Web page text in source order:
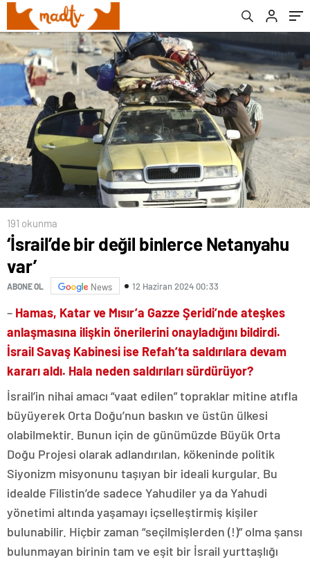
191 okunma
‘İsrail’de bir değil binlerce Netanyahu
var’
ABONE OL News 12 Haziran 2024 00:33
– Hamas, Katar ve Mısır’a Gazze Şeridi’nde ateşkes
anlaşmasına ilişkin önerilerini onayladığını bildirdi.
İsrail Savaş Kabinesi ise Refah’ta saldırılara devam
kararı aldı. Hala neden saldırıları sürdürüyor?
İsrail’in nihai amacı “vaat edilen” topraklar mitine atıfla
büyüyerek Orta Doğu’nun baskın ve üstün ülkesi
olabilmektir. Bunun için de günümüzde Büyük Orta
Doğu Projesi olarak adlandırılan, kökeninde politik
Siyonizm misyonunu taşıyan bir ideali kurgular. Bu
idealde Filistin’de sadece Yahudiler ya da Yahudi
yönetimi altında yaşamayı içselleştirmiş kişiler
bulunabilir. Hiçbir zaman “seçilmişlerden (!)” olma şansı
bulunmayan birinin tam ve eşit bir İsrail yurttaşlığı